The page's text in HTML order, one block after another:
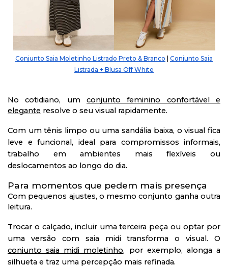
Conjunto Saia Moletinho Listrado Preto & Branco | Conjunto Saia
Listrada + Blusa Off White
No cotidiano, um conjunto feminino confortável e
elegante resolve o seu visual rapidamente.
Com um tênis limpo ou uma sandália baixa, o visual fica
leve e funcional, ideal para compromissos informais,
trabalho em ambientes mais flexíveis ou
deslocamentos ao longo do dia.
Para momentos que pedem mais presença
Com pequenos ajustes, o mesmo conjunto ganha outra
leitura.
Trocar o calçado, incluir uma terceira peça ou optar por
uma versão com saia midi transforma o visual. O
conjunto saia midi moletinho, por exemplo, alonga a
silhueta e traz uma percepção mais refinada.